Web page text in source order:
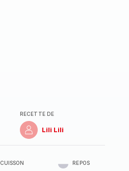
RECETTE DE
Lili Lili
CUISSON REPOS